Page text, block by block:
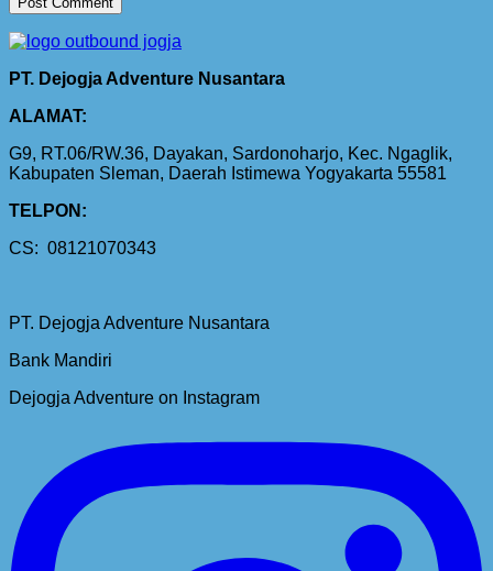
PT. Dejogja Adventure Nusantara
ALAMAT:
G9, RT.06/RW.36, Dayakan, Sardonoharjo, Kec. Ngaglik,
Kabupaten Sleman, Daerah Istimewa Yogyakarta 55581
TELPON:
CS: 08121070343
PT. Dejogja Adventure Nusantara
Bank Mandiri
Dejogja Adventure on Instagram